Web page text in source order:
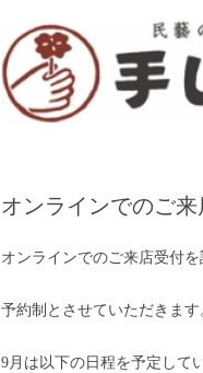
“民芸のある暮
「手しごと」は陶磁器、木工
オンラインでのご
オンラインでのご来店受付を
予約制とさせていただきま
9 月は以下の日程を予定して